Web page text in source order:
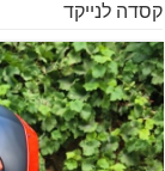
קסדה לנייקד